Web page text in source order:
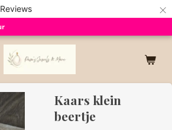
Reviews ×
Kaars klein
beertje